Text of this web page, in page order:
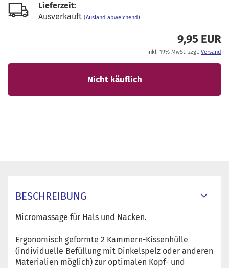
Lieferzeit:
Ausverkauft (Ausland abweichend)
9,95 EUR
inkl. 19% MwSt. zzgl. Versand
BESCHREIBUNG
Micromassage für Hals und Nacken.
Ergonomisch geformte 2 Kammern-Kissenhülle
(individuelle Befüllung mit Dinkelspelz oder anderen
Materialien möglich) zur optimalen Kopf- und